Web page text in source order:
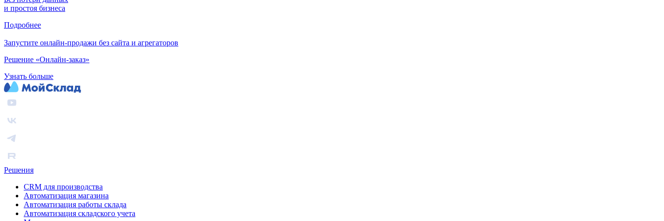
и простоя бизнеса
Подробнее
Запустите онлайн-продажи без сайта и агрегаторов
Решение «Онлайн-заказ»
Узнать больше
Решения
CRM для производства
Автоматизация магазина
Автоматизация работы склада
Автоматизация складского учета